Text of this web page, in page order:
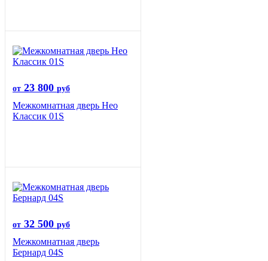
от 23 800 руб
Межкомнатная дверь Нео
Классик 01S
от 32 500 руб
Межкомнатная дверь
Бернард 04S